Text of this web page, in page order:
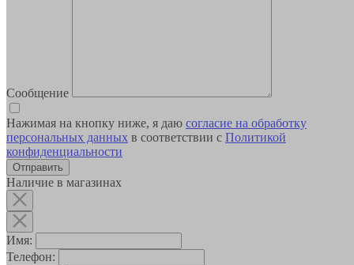
Сообщение
Нажимая на кнопку ниже, я даю согласие на обработку
персональных данных в соответствии с Политикой
конфиденциальности
Наличие в магазинах
Имя:
Телефон: